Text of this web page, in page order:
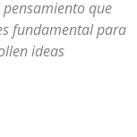
que
fundamental para
ideas